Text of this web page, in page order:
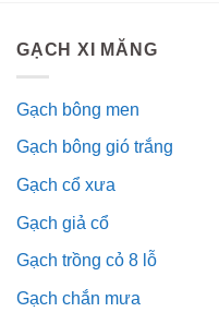
GẠCH XI MĂNG
Gạch bông men
Gạch bông gió trắng
Gạch cổ xưa
Gạch giả cổ
Gạch trồng cỏ 8 lỗ
Gạch chắn mưa